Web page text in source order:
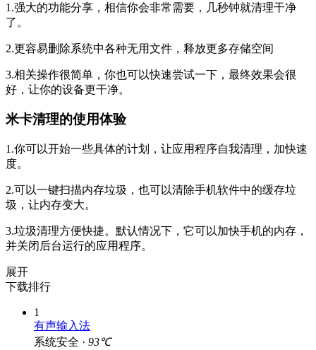
1.强大的功能分享，相信你会非常需要，几秒钟就清理干净
了。
2.更容易删除系统中各种无用文件，释放更多存储空间
3.相关操作很简单，你也可以快速尝试一下，最终效果会很
好，让你的设备更干净。
米卡清理的使用体验
1.你可以开始一些具体的计划，让应用程序自我清理，加快速
度。
2.可以一键扫描内存垃圾，也可以清除手机软件中的缓存垃
圾，让内存变大。
3.垃圾清理方便快捷。默认情况下，它可以加快手机的内存，
并关闭后台运行的应用程序。
展开
下载排行
1
有声输入法
系统安全 · 93℃